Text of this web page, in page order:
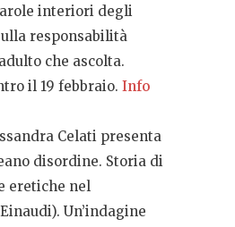
interiori degli
responsabilità
che ascolta.
il 19 febbraio. Info
Celati presenta
disordine. Storia di
eretiche nel
Un’indagine